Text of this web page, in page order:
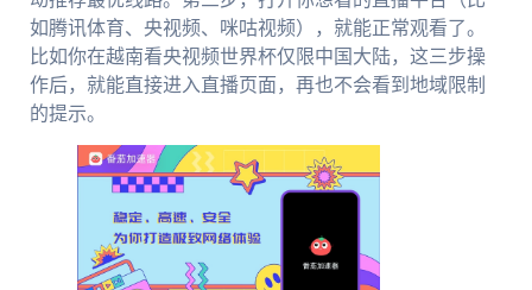
如腾讯体育、央视频、咪咕视频），就能正常观看了。
比如你在越南看央视频世界杯仅限中国大陆，这三步操
作后，就能直接进入直播页面，再也不会看到地域限制
的提示。